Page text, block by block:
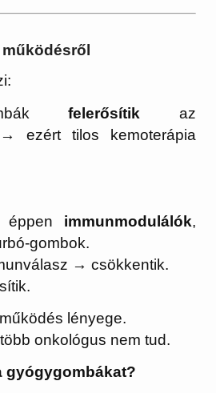
működésről
felerősítik az
→ ezért tilos kemoterápia
éppen immunmodulálók,
gombok.
→ csökkentik.
lényege.
onkológus nem tud.
gyógygombákat?